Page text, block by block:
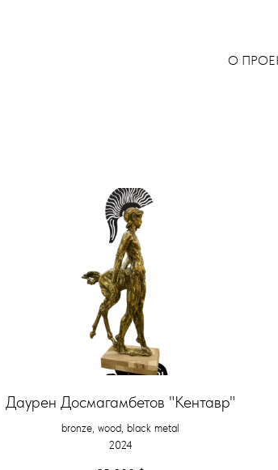
О
Даурен Досмагамбетов "Кентавр"
bronze, wood, black metal
2024